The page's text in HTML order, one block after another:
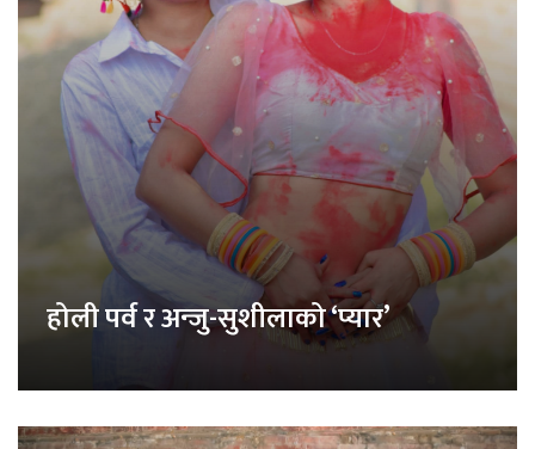
होली पर्व र अन्जु-सुशीलाको ‘प्यार’